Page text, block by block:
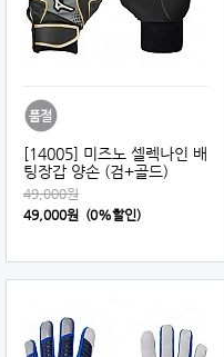
[14005] 미즈노 셀렉나인 배
팅장갑 양손 (검+골드)
49,000원
49,000원 (0%할인)